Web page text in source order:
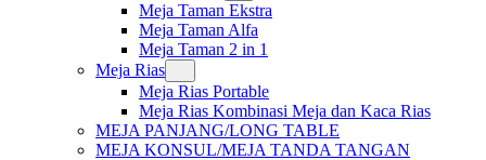
Meja Taman Ekstra
Meja Taman Alfa
Meja Taman 2 in 1
Meja Rias
Meja Rias Portable
Meja Rias Kombinasi Meja dan Kaca Rias
MEJA PANJANG/LONG TABLE
MEJA KONSUL/MEJA TANDA TANGAN